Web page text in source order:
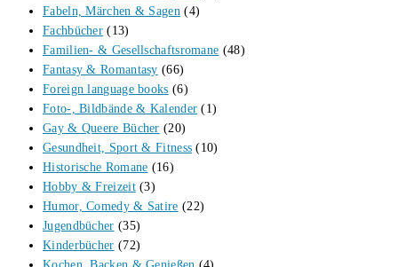
Fabeln, Märchen & Sagen (4)
Fachbücher (13)
Familien- & Gesellschaftsromane (48)
Fantasy & Romantasy (66)
Foreign language books (6)
Foto-, Bildbände & Kalender (1)
Gay & Queere Bücher (20)
Gesundheit, Sport & Fitness (10)
Historische Romane (16)
Hobby & Freizeit (3)
Humor, Comedy & Satire (22)
Jugendbücher (35)
Kinderbücher (72)